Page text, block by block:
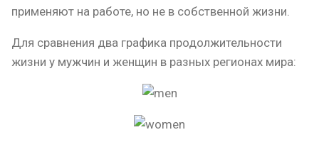
применяют на работе, но не в собственной жизни.
Для сравнения два графика продолжительности
жизни у мужчин и женщин в разных регионах мира: